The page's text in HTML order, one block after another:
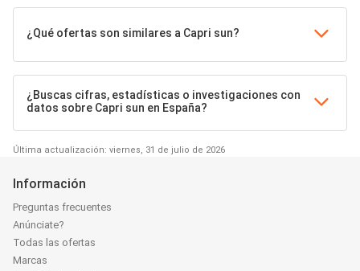
¿Qué ofertas son similares a Capri sun?
¿Buscas cifras, estadísticas o investigaciones con
datos sobre Capri sun en España?
Última actualización: viernes, 31 de julio de 2026
Información
Preguntas frecuentes
Anúnciate?
Todas las ofertas
Marcas